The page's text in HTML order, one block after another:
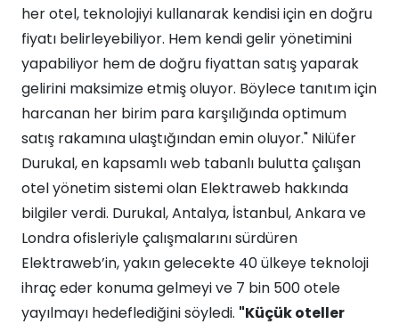
her otel, teknolojiyi kullanarak kendisi için en doğru
fiyatı belirleyebiliyor. Hem kendi gelir yönetimini
yapabiliyor hem de doğru fiyattan satış yaparak
gelirini maksimize etmiş oluyor. Böylece tanıtım için
harcanan her birim para karşılığında optimum
satış rakamına ulaştığından emin oluyor." Nilüfer
Durukal, en kapsamlı web tabanlı bulutta çalışan
otel yönetim sistemi olan Elektraweb hakkında
bilgiler verdi. Durukal, Antalya, İstanbul, Ankara ve
Londra ofisleriyle çalışmalarını sürdüren
Elektraweb’in, yakın gelecekte 40 ülkeye teknoloji
ihraç eder konuma gelmeyi ve 7 bin 500 otele
yayılmayı hedeflediğini söyledi. "Küçük oteller